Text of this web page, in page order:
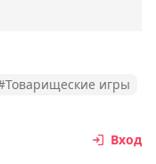
игры
Вход